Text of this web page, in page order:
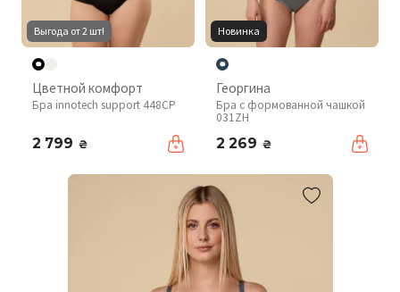
Выгода от 2 шт!
Цветной комфорт
Бра innotech support 448CP
2 799 ₴
Новинка
Георгина
Бра с формованной чашкой
031ZH
2 269 ₴